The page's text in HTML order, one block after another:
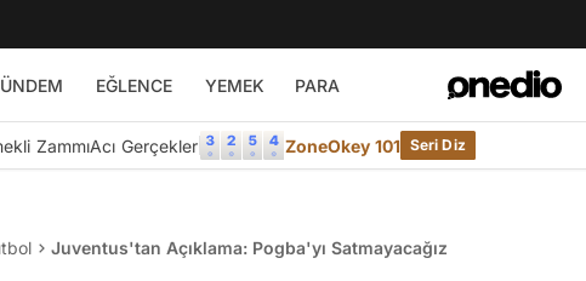
EĞLENCE YEMEK PARA
ZammıAcı Gerçekler ZoneOkey 101 Seri Diz
Juventus'tan Açıklama: Pogba'yı Satmayacağız